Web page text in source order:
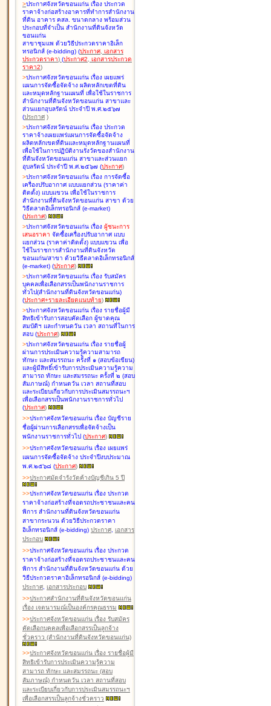
>ประกาศจังหวัดขอนแก่น เรื่อง ประกวด
ราคาจ้างก่อสร้างอาคารที่ทำการสำนักงาน
ที่ดิน อาคาร คสล. ขนาดกลาง พร้อมส่วน
ประกอบที่จำเป็น สำนักงานที่ดินจังหวัด
ขอนแก่น
สาขาชุมแพ ด้วยวิธีประกวดราคาอิเล็ก
ทรอนิกส์ (e-bidding) (ประกาศ, เอกสาร
ประกวดราคา) (ประกาศ2, เอกสารประกวด
ราคา2)
>ประกาศจังหวัดขอนแก่น เรื่อง เผยแพร่
แผนการจัดซื้อจัดจ้าง ผลิตหลักเขตที่ดิน
และหมุดหลักฐานแผนที่ เพื่อใช้ในราชการ
สำนักงานที่ดินจังหวัดขอนแก่น สาขาและ
ส่วนแยกอุบลรัตน์ ประจำปี พ.ศ.๒๕๖๗
(ประกาศ )
>ประกาศจังหวัดขอนแก่น เรื่อง ประกวด
ราคาจ้างเผยแพร่แผนการจัดซื้อจัดจ้าง
ผลิตหลักเขตที่ดินและหมุดหลักฐานแผนที่
เพื่อใช้ในการปฏิบัติงานรังวัดของสำนักงาน
ที่ดินจังหวัดขอนแก่น สาขาและส่วนแยก
อุบลรัตน์ ประจำปี พ.ศ.๒๕๖๗ (ประกาศ)
>ประกาศจังหวัดขอนแก่น เรื่อง การจัดซื้อ
เครื่องปรับอากาศ แบบแยกส่วน (ราคาค่า
ติดตั้ง) แบบแขวน เพื่อใช้ในราชการ
สำนักงานที่ดินจังหวัดขอนแก่น สาขา ด้วย
วิธีตลาดอิเล็กทรอนิกส์ (e-market)
(ประกาศ)
>ประกาศจังหวัดขอนแก่น เรื่อง ผู้ชนะการ
เสนอราคา จัดซื้อเครื่องปรับอากาศ แบบ
แยกส่วน (ราคาค่าติดตั้ง) แบบแขวน เพื่อ
ใช้ในราชการสำนักงานที่ดินจังหวัด
ขอนแก่น/สาขา ด้วยวิธีตลาดอิเล็กทรอนิกส์
(e-market) (ประกาศ)
>ประกาศจังหวัดขอนแก่น เรื่อง รับสมัคร
บุคคลเพื่อเลือกสรรเป็นพนักงานราชการ
ทั่วไป(สำนักงานที่ดินจังหวัดขอนแก่น)
(ประกาศ+รายละเอียดแนบท้าย)
>ประกาศจังหวัดขอนแก่น เรื่อง รายชื่อผู้มี
สิทธิเข้ารับการสอบคัดเลือก ผู้ขาดคุณ
สมบัติฯ และกำหนดวัน เวลา สถานที่ในการ
สอบ (ประกาศ)
>ประกาศจังหวัดขอนแก่น เรื่อง รายชื่อผู้
ผ่านการประเมินความรู้ความสามารถ
ทักษะ และสมรรถนะ ครั้งที่ ๑ (สอบข้อเขียน)
และผู้มีสิทธิ์เข้ารับการประเมินความรู้ความ
สามารถ ทักษะ และสมรรถนะ ครั้งที่ ๒ (สอบ
สัมภาษณ์) กำหนดวัน เวลา สถานที่สอบ
และระเบียบเกี่ยวกับการประเมินสมรรถนะฯ
เพื่อเลือกสรรเป็นพนักงานราชการทั่วไป
(ประกาศ)
>>ประกาศจังหวัดขอนแก่น เรื่อง บัญชีราย
ชื่อผู้ผ่านการเลือกสรรเพื่อจัดจ้างเป็น
พนักงานราชการทั่วไป (ประกาศ)
>>ประกาศจังหวัดขอนแก่น เรื่อง เผยแพร่
แผนการจัดซื้อจัดจ้าง ประจำปีงบประมาณ
พ.ศ.๒๕๖๘ (ประกาศ)
>>ประกาศมัดจำรังวัดค้างบัญชีเกิน 5 ปี
>>ประกาศจังหวัดขอนแก่น เรื่อง ประกวด
ราคาจ้างก่อสร้างที่จอดรถประชาชนและคน
พิการ สำนักงานที่ดินจังหวัดขอนแก่น
สาขากระนวน ด้วยวิธีประกวดราคา
อิเล็กทรอนิกส์ (e-bidding) ประกาศ, เอกสาร
ประกอบ
>>ประกาศจังหวัดขอนแก่น เรื่อง ประกวด
ราคาจ้างก่อสร้างที่จอดรถประชาชนและคน
พิการ สำนักงานที่ดินจังหวัดขอนแก่น ด้วย
วิธีประกวดราคาอิเล็กทรอนิกส์ (e-bidding)
ประกาศ, เอกสารประกอบ
>>ประกาศสำนักงานที่ดินจังหวัดขอนแก่น
เรื่อง เจตนารมณ์เป็นองค์กรคุณธรรม
>>ประกาศจังหวัดขอนแก่น เรื่อง รับสมัคร
คัดเลือกบุคคลเพื่อเลือกสรรเป็นลูกจ้าง
ชั่วคราว (สำนักงานที่ดินจังหวัดขอนแก่น)
>>ประกาศจังหวัดขอนแก่น เรื่อง รายชื่อผู้มี
สิทธิเข้ารับการประเมินความรู้ความ
สามารถ ทักษะ และสมรรถนะ (สอบ
สัมภาษณ์) กำหนดวัน เวลา สถานที่สอบ
และระเบียบเกี่ยวกับการประเมินสมรรถนะฯ
เพื่อเลือกสรรเป็นลูกจ้างชั่วคราว